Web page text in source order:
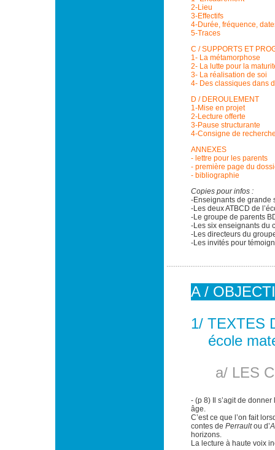
2-Lieu
3-Effectifs
4-Durée, fréquence,
5-Traces
C / SUPPORTS ET
1- La métamorphose
2- La lutte pour la
3- La réalisation de soi
4- Des classiques dans
D / DEROULEMENT
1-Mise en projet
2-Lecture offerte
3-Pause structurante
4-Consigne de
ANNEXES
- lettre pour les parents
- première page du
- bibliographie
Copies pour infos :
-Enseignants de grande
-Les deux ATBCD de
-Le groupe de parents
-Les six enseignants du
-Les directeurs du
-Les invités pour
A /
1/ TEXTES
école
a/ LES
- (p 8) Il s’agit de
âge.
C’est ce que l’on fait
contes de Perraultou d’
horizons.
La lecture à haute voix